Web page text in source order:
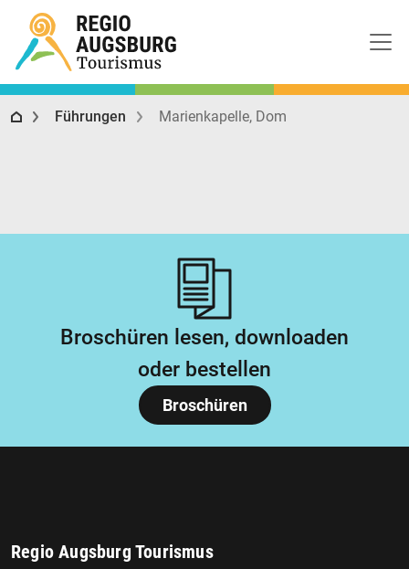
Regio Augsburg Tourismus
Führungen Marienkapelle, Dom
Broschüren lesen, downloaden
oder bestellen
Broschüren
Regio Augsburg Tourismus